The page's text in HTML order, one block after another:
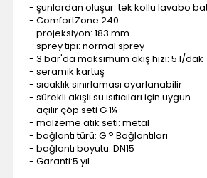
- şunlardan oluşur: tek kollu lavabo
- ComfortZone 240
- projeksiyon: 183 mm
- sprey tipi: normal sprey
- 3 bar'da maksimum akış hızı: 5 l/dak
- seramik kartuş
- sıcaklık sınırlaması ayarlanabilir
- sürekli akışlı su ısıtıcıları için uygun
- açılır çöp seti G 1¼
- malzeme atık seti: metal
- bağlantı türü: G ? Bağlantıları
- bağlantı boyutu: DN15
- Garanti:5 yıl
-